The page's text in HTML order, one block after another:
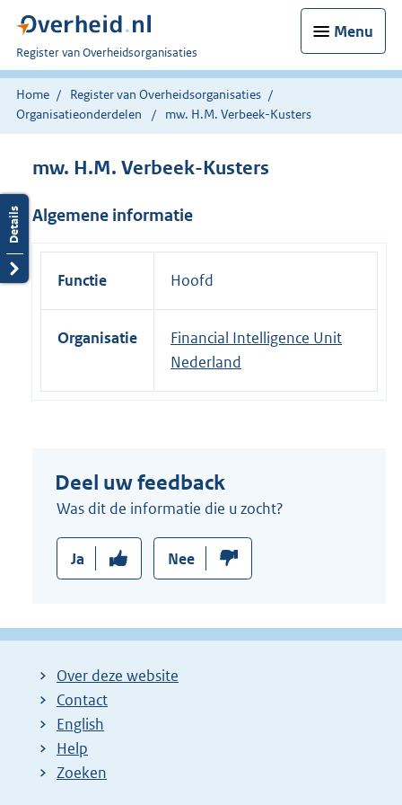
Menu
U
bent
nu
hier:
Register van Overheidsorganisaties
Home
Register van Overheidsorganisaties
Organisatieonderdelen
mw. H.M. Verbeek-Kusters
mw. H.M. Verbeek-Kusters
Algemene informatie
Functie Hoofd
Organisatie
Financial Intelligence Unit
Nederland
Deel uw feedback
Was dit de informatie die u zocht?
Ja Nee
Over deze website
Contact
English
Help
Zoeken